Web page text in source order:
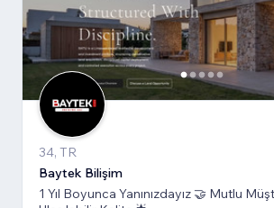
34, TR
Baytek Bilişim
1 Yıl Boyunca Yanınızdayız 🤝 Mutlu